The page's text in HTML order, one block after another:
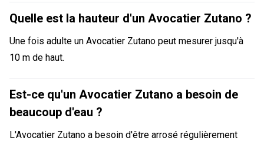
Quelle est la hauteur d'un Avocatier Zutano ?
Une fois adulte un Avocatier Zutano peut mesurer jusqu'à
10 m de haut.
Est-ce qu'un Avocatier Zutano a besoin de
beaucoup d'eau ?
L'Avocatier Zutano a besoin d'être arrosé régulièrement